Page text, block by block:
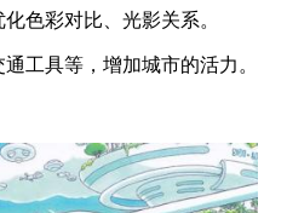
色彩对比、光影关系。
工具等，增加城市的活力。